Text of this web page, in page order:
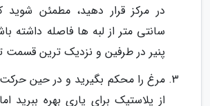
سانتی متر از لبه ها فاصله داشته
پنیر در طرفین و نزدیک ترین قسمت
مرغ را محکم بگیرید و در حین حرکت
از پلاستیک برای یاری بهره ببرید